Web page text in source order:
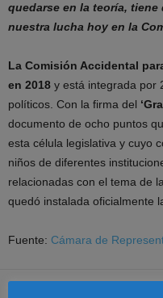
quedarse en la teoría, tiene
nuestra lucha hoy en la
La Comisión Accidental
en 2018 y está integrada por
políticos. Con la firma del
documento de ocho puntos
esta célula legislativa y cuyo
niños de diferentes
relacionadas con el tema de
quedó instalada oficialmente
Fuente: Cámara de